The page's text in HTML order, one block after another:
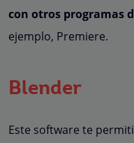
con otros programas
ejemplo, Premiere.
Blender
Este software te